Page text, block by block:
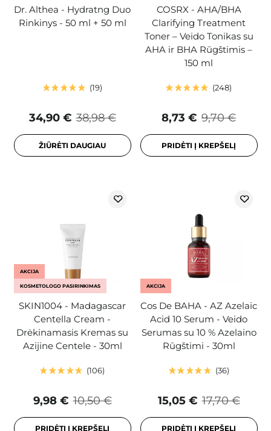
Dr. Althea - Hydratng Duo
Rinkinys - 50 ml + 50 ml
19
38,98 €
34,90 €
ŽIŪRĖTI DAUGIAU
COSRX - AHA/BHA
Clarifying Treatment
Toner – Veido Tonikas su
AHA ir BHA Rūgštimis –
150 ml
248
9,70 €
8,73 €
PRIDĖTI Į KREPŠELĮ
AKCIJA
KOSMETOLOGO PASIRINKIMAS
SKIN1004 - Madagascar
Centella Cream -
Drėkinamasis Kremas su
Azijine Centele - 30ml
106
10,50 €
9,98 €
PRIDĖTI Į KREPŠELĮ
AKCIJA
Cos De BAHA - AZ Azelaic
Acid 10 Serum - Veido
Serumas su 10 % Azelaino
Rūgštimi - 30ml
36
17,70 €
15,05 €
PRIDĖTI Į KREPŠELĮ